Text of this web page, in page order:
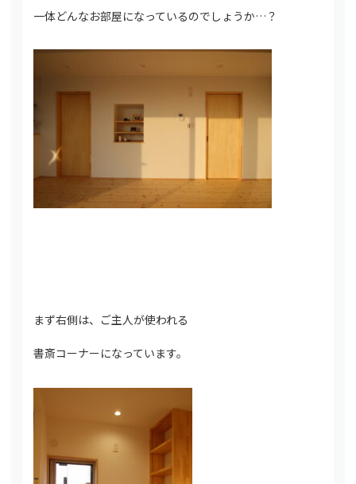
一体どんなお部屋になっているのでしょうか…？
まず右側は、ご主人が使われる
書斎コーナーになっています。